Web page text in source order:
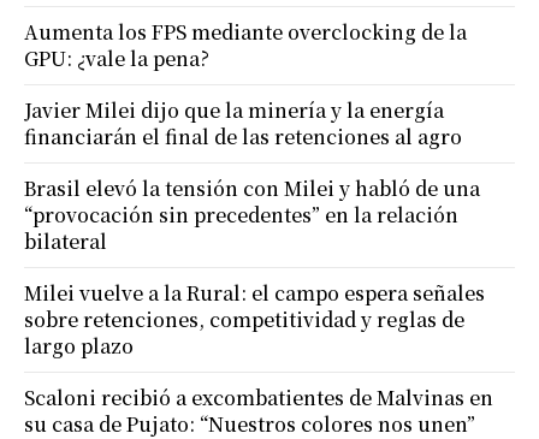
Aumenta los FPS mediante overclocking de la
GPU: ¿vale la pena?
Javier Milei dijo que la minería y la energía
financiarán el final de las retenciones al agro
Brasil elevó la tensión con Milei y habló de una
“provocación sin precedentes” en la relación
bilateral
Milei vuelve a la Rural: el campo espera señales
sobre retenciones, competitividad y reglas de
largo plazo
Scaloni recibió a excombatientes de Malvinas en
su casa de Pujato: “Nuestros colores nos unen”